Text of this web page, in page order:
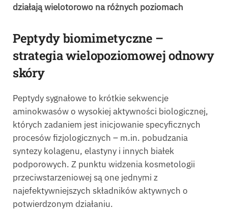
działają wielotorowo na różnych poziomach
Peptydy biomimetyczne –
strategia wielopoziomowej odnowy
skóry
Peptydy sygnałowe to krótkie sekwencje
aminokwasów o wysokiej aktywności biologicznej,
których zadaniem jest inicjowanie specyficznych
procesów fizjologicznych – m.in. pobudzania
syntezy kolagenu, elastyny i innych białek
podporowych. Z punktu widzenia kosmetologii
przeciwstarzeniowej są one jednymi z
najefektywniejszych składników aktywnych o
potwierdzonym działaniu.